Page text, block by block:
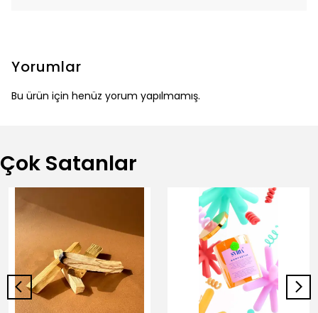
Yorumlar
Bu ürün için henüz yorum yapılmamış.
Çok Satanlar